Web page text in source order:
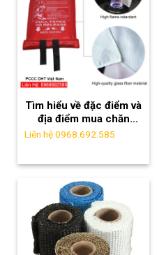
Tìm hiểu về đặc điểm và
địa điểm mua chăn
chiên chữa cháy tại Hà
Liên hệ 0968.692.585